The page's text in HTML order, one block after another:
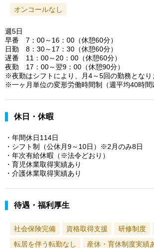
オンコールなし
週5日
早番 7：00～16：00（休憩60分）
日勤 8：30～17：30（休憩60分）
遅番 11：00～20：00（休憩60分）
夜勤 17：00～翌9：00（休憩90分）
※夜勤はシフトにより、月4～5回の勤務となり
※一ヶ月単位の変形労働時間制（週平均40時間
休日・休暇
・年間休日114日
・シフト制（公休月9～10日）※2月のみ8日
・年次有給休暇（※法令どおり）
・育児休業取得実績あり
・介護休業取得実績あり
待遇・福利厚生
社会保険完備 資格取得支援 研修制度
転居を伴う転勤なし
産休・育休制度実績